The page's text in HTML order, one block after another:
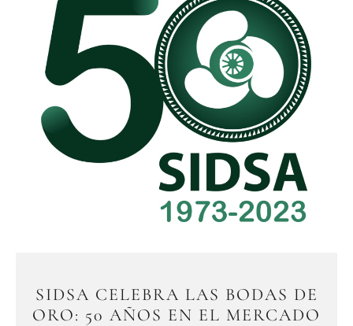
SIDSA CELEBRA LAS BODAS DE
ORO: 50 AÑOS EN EL MERCADO